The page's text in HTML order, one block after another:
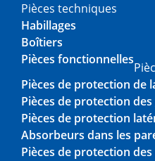
Pièces techniques
Habillages
Boîtiers
Pièces fonctionnelles
Pièces de protection de
Pièces de protection
Pièces de protection
Absorbeurs dans les
Pièces de protection